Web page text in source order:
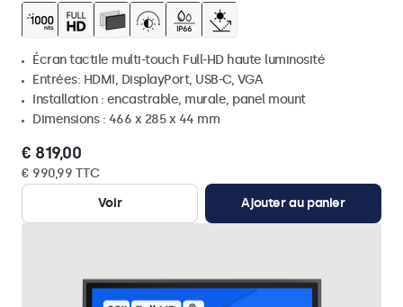
Écran tactile multi-touch Full-HD haute luminosité
Entrées: HDMI, DisplayPort, USB-C, VGA
Installation : encastrable, murale, panel mount
Dimensions : 466 x 285 x 44 mm
€ 819,00
€ 990,99 TTC
Voir
Ajouter au panier